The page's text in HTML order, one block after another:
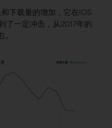
下载量的增加，它在iOS
了一定冲击，从2017年的